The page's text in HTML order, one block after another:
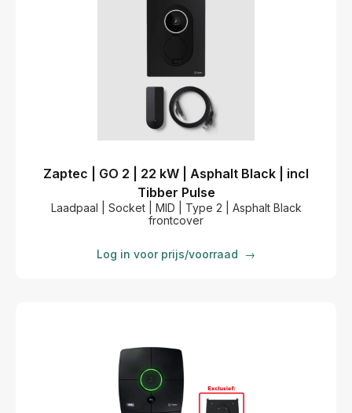
Zaptec | GO 2 | 22 kW | Asphalt Black | incl
Tibber Pulse
Laadpaal | Socket | MID | Type 2 | Asphalt Black
frontcover
Log in voor prijs/voorraad →